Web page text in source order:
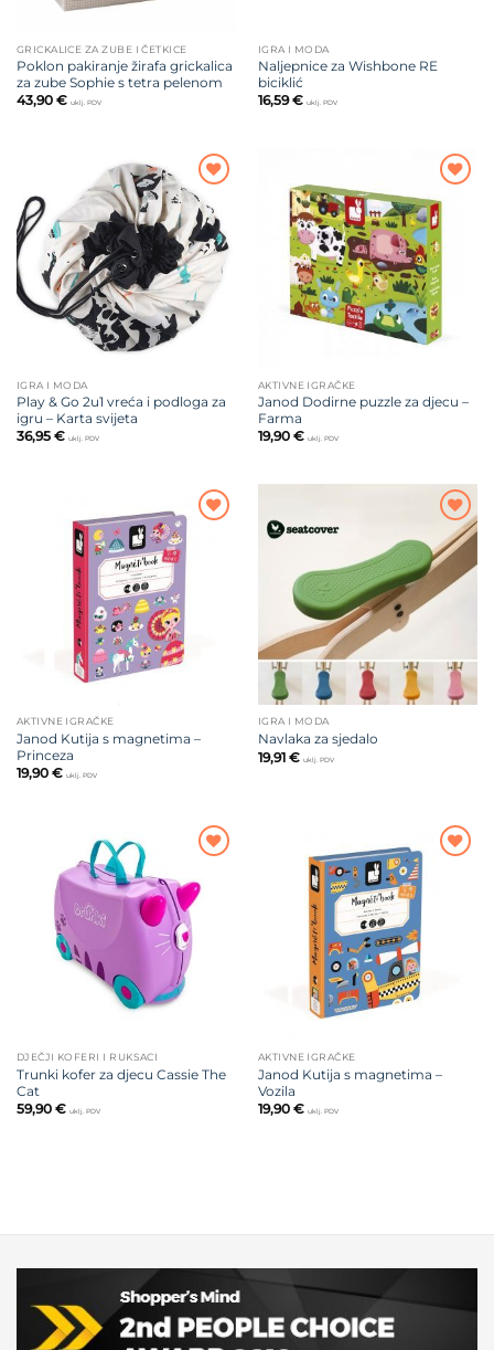
GRICKALICE ZA ZUBE I ČETKICE
Poklon pakiranje žirafa grickalica
za zube Sophie s tetra pelenom
43,90 € uklj. PDV
IGRA I MODA
Naljepnice za Wishbone RE
biciklić
16,59€ uklj. PDV
Dodajte
na listu
želja
IGRA I MODA
Play & Go 2u1 vreća i podloga za
igru – Karta svijeta
36,95 € uklj. PDV
Dodajte
na listu
želja
AKTIVNE IGRAČKE
Janod Dodirne puzzle za djecu –
Farma
19,90 € uklj. PDV
AKTIVNE IGRAČKE
Janod Kutija s magnetima –
Princeza
19,90 € uklj. PDV
Dodajte
na listu
želja
IGRA I MODA
Navlaka za sjedalo
19,91 € uklj. PDV
na listu
želja
DJEČJI KOFERI I RUKSACI
Trunki kofer za djecu Cassie The
Cat
59,90 € uklj. PDV
AKTIVNE IGRAČKE
Janod Kutija s magnetima –
Vozila
19,90 € uklj. PDV